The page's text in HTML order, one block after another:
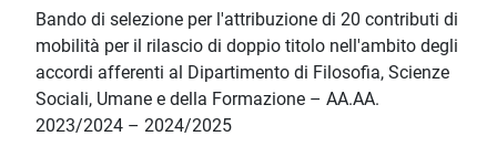
Bando di selezione per l'attribuzione di 20 contributi di
mobilità per il rilascio di doppio titolo nell'ambito degli
accordi afferenti al Dipartimento di Filosofia, Scienze
Sociali, Umane e della Formazione – AA.AA.
2023/2024 – 2024/2025